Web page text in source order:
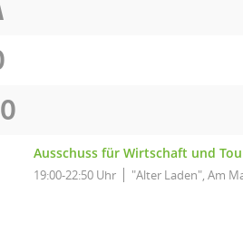
Ausschuss für Wirtschaft und
19:00-22:50 Uhr "Alter Laden", Am